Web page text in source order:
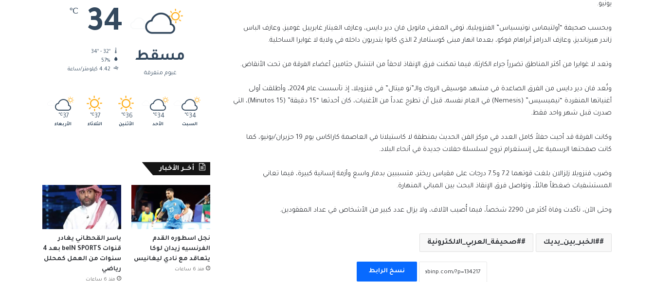
يونيو.
وبحسب صحيفة “أولتيماس نوتيسياس” الفنزويلية، توفي المغني مانويل فان دير دايس، وعازف الغيتار غابرييل غوميز، وعازف الباس
زاندر هيرنانديز، وعازف الدرامز أبراهام فوكو، بعدما انهار مبنى كوستامار 2 الذي كانوا يتدربون داخله في ولاية لا غوايرا الساحلية.
وتعد لا غوايرا من أكثر المناطق تضرراً جراء الكارثة، فيما تمكنت فرق الإنقاذ لاحقاً من انتشال جثامين أعضاء الفرقة من تحت الأنقاض.
وتُعد فان دير دايس من الفرق الصاعدة في مشهد موسيقى الروك والـ”نو ميتال” في فنزويلا، إذ تأسست عام 2024، وأطلقت أولى
أغنياتها المنفردة “نيميسيس” (Nemesis) في العام نفسه، قبل أن تطرح عدداً من الأغنيات، كان أحدثها “15 دقيقة” (15 Minutos)، التي
صدرت قبل شهر واحد فقط.
وكانت الفرقة قد أحيت حفلاً كامل العدد في مركز الفن الحديث بمنطقة لا كاستيلانا في العاصمة كاراكاس يوم 19 حزيران/يونيو، كما
كانت صفحتها الرسمية على إنستغرام تروج لسلسلة حفلات جديدة في أنحاء البلاد.
وضرب فنزويلا زلزالان بلغت قوتهما 7.2 و7.5 درجات على مقياس ريختر، متسببين بدمار واسع وأزمة إنسانية كبيرة، فيما تعاني
المستشفيات ضغطاً هائلاً، وتواصل فرق الإنقاذ البحث بين المباني المنهارة.
وحتى الآن، تأكدت وفاة أكثر من 2290 شخصاً، فيما أُصيب الآلاف، ولا يزال عدد كبير من الأشخاص في عداد المفقودين.
#الخبر_بين_يديك #صحيفة_العربي_الالكترونية
نسخ الرابط
مسقط
غيوم متفرقة
34
℃
57%
4.42 كيلومتر/ساعة
34
℃
السبت
34
℃
الأحد
36
℃
الأثنين
37
℃
الثلاثاء
37
℃
الأربعاء
أخــر الأخبار
نجل اسطوره القدم
الفرنسيه زيدان لوكا
يتعاقد مع نادي ليغانيس
منذ 6 ساعات
ياسر القحطاني يغادر
قنوات beIN SPORTS بعد 4
سنوات من العمل كمحلل
رياضي
منذ 6 ساعات